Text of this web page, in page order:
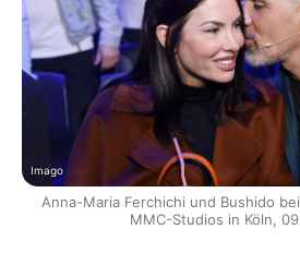
Imago
Anna-Maria Ferchichi und Bushido
MMC-Studios in Köln,